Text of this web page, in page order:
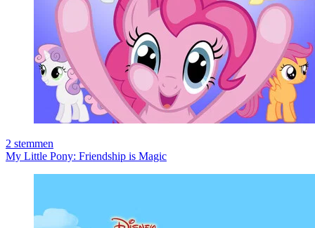
2 stemmen
My Little Pony: Friendship is Magic